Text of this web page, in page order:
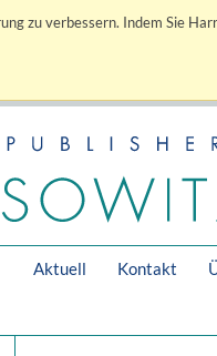
zu verbessern. Indem Sie
Aktuell Kontakt